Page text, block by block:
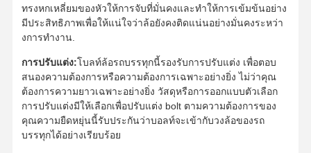
เกี่ยวกับเรา ทัวร์โรงงาน
การควบคุม
ติดต่อเรา
ข่าว กรณี บล็อก
ขอใบเสนอ
ทรงหกเหลี่ยมของหัวให้การจับที่มั่นคงและทําให้การเข้มข้นอย่าง
มีประสิทธิภาพเพื่อให้แน่ใจว่าล้อยังคงติดแน่นอย่างมั่นคงระหว่า
งการทํางาน.
การปรับแต่ง:โบลท์ล้อรถบรรทุกนี้รองรับการปรับแต่ง เพื่อตอบ
สนองความต้องการหรือความต้องการเฉพาะอย่างยิ่ง ไม่ว่าคุณ
ต้องการความยาวเฉพาะอย่างยิ่ง วัสดุหรือการออกแบบตัวเลือก
การปรับแต่งมีให้เลือกเพื่อปรับแต่ง bolt ตามความต้องการของ
คุณความยืดหยุ่นนี้รับประกันว่าบอลท์จะเข้ากับวงล้อของรถ
บรรทุกได้อย่างเรียบร้อย